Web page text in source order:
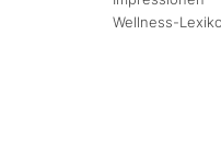
Wellness-